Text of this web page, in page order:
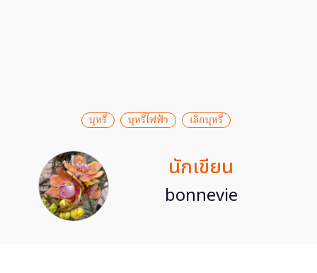
บุหรี่ บุหรี่ไฟฟ้า เลิกบุหรี่
นักเขียน
bonnevie